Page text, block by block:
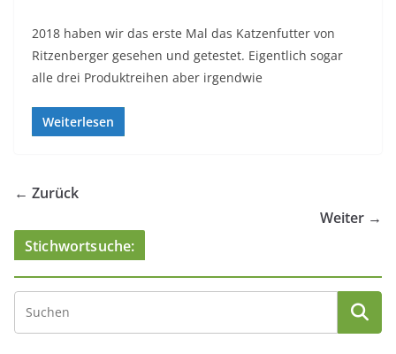
2018 haben wir das erste Mal das Katzenfutter von
Ritzenberger gesehen und getestet. Eigentlich sogar
alle drei Produktreihen aber irgendwie
Weiterlesen
← Zurück
Weiter →
Stichwortsuche: